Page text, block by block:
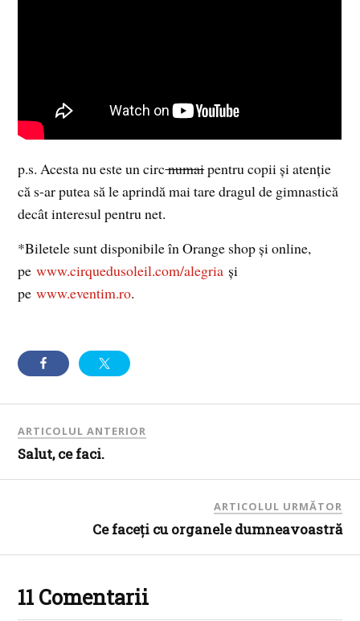
p.s. Acesta nu este un circnumaipentru copii şi atenţie
că s-ar putea să le aprindă mai tare dragul de gimnastică
decât interesul pentru net.
*Biletele sunt disponibile în Orange shop şi online,
pewww.cirquedusoleil.com/alegria şi
pewww.eventim.ro.
ARTICOLUL ANTERIOR
Salut, ce faci.
ARTICOLUL URMĂTOR
Ce faceţi cu organele dumneavoastră
11 Comentarii